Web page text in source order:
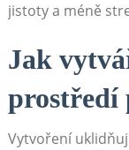
jistoty a méně
Jak
prostředí
Vytvoření